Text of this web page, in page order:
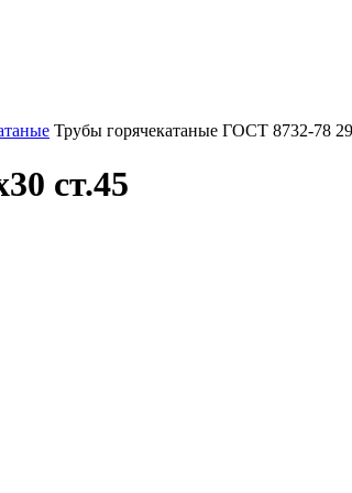
Трубы горячекатаные ГОСТ 8732-78
ст.45